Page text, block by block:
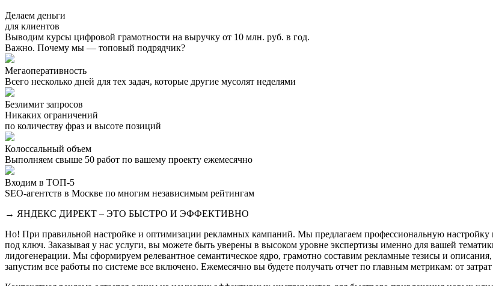
Делаем деньги
для клиентов
Выводим курсы цифровой грамотности на выручку от 10 млн. руб. в год.
Важно. Почему мы — топовый подрядчик?
Мегаоперативность
Всего несколько дней для тех задач, которые другие мусолят неделями
Безлимит запросов
Никаких ограничений
по количеству фраз и высоте позиций
Колоссальный объем
Выполняем свыше 50 работ по вашему проекту ежемесячно
Входим в ТОП-5
SEO-агентств в Москве по многим независимым рейтингам
→ ЯНДЕКС ДИРЕКТ – ЭТО БЫСТРО И ЭФФЕКТИВНО
Но! При правильной настройке и оптимизации рекламных кампаний. Мы предлагаем профессиональную настройку
под ключ. Заказывая у нас услуги, вы можете быть уверены в высоком уровне экспертизы именно для вашей
лидогенерации. Мы сформируем релевантное семантическое ядро, грамотно составим рекламные тезисы и
запустим все работы по системе все включено. Ежемесячно вы будете получать отчет по главным метрикам: от